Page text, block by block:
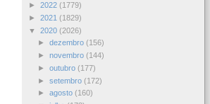
► 2022 (1779)
► 2021 (1829)
▼ 2020 (2026)
► dezembro (156)
► novembro (144)
► outubro (177)
► setembro (172)
► agosto (160)